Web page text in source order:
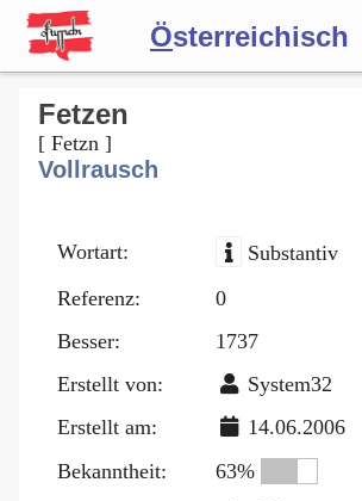
Österreichisch
Wörterbuch
Forum
Blog
Fetzen
[ Fetzn ]
Vollrausch
Wortart:
Substantiv
Referenz:
0
Besser:
1737
Erstellt von:
System32
Erstellt am:
14.06.2006
Bekanntheit:
63%